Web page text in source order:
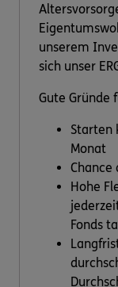
unserem
sich unser
Gute Gründe
Starten
Monat
Chance
Hohe
Fonds